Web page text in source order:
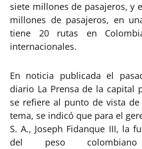
siete millones de pasajeros, y
millones de pasajeros, en
tiene 20 rutas en
internacionales.
En noticia publicada el
diario La Prensa de la capital
se refiere al punto de vista de
tema, se indicó que para el
S. A., Joseph Fidanque III, la
del peso